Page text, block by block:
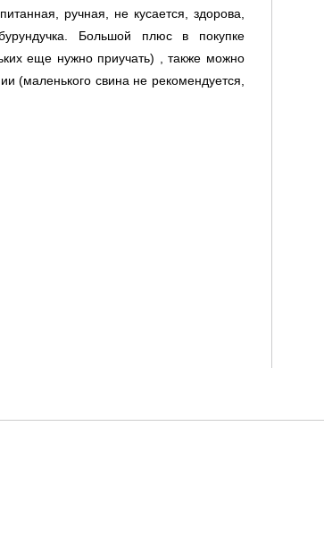
ручная, не кусается, здорова,
Большой плюс в покупке
еще нужно приучать) , также можно
(маленького свина не рекомендуется,